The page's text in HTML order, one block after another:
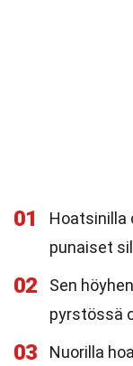
01
Hoatsinilla
punaiset
02
Sen
pyrstössä
03 Nuorilla